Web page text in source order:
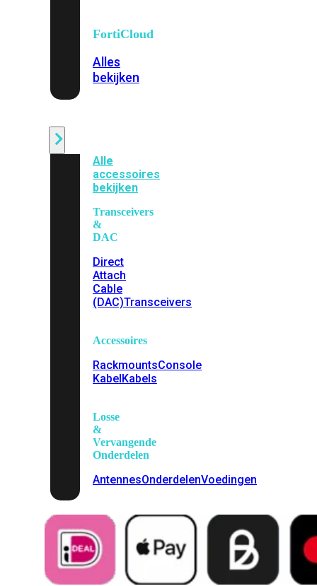
FortiCloud
Alles
bekijken
Alle
accessoires
bekijken
Transceivers
&
DAC
Direct
Attach
Cable
(DAC)Transceivers
Accessoires
RackmountsConsole
KabelKabels
Losse
&
Vervangende
Onderdelen
AntennesOnderdelenVoedingen